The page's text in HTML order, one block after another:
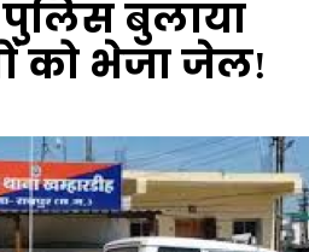
बुलाया
को भेजा जेल!